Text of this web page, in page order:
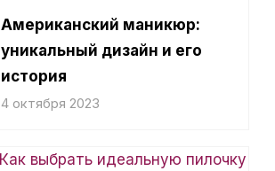
Американский маникюр:
уникальный дизайн и его
история
4 октября 2023